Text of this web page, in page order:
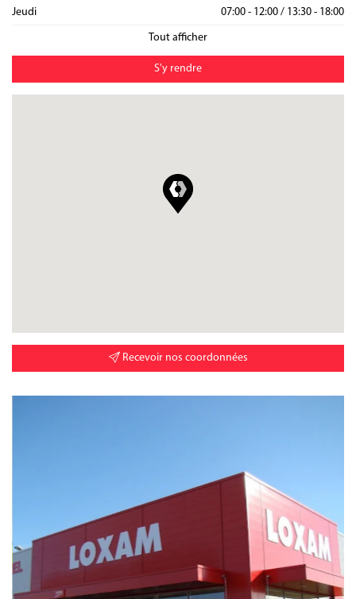
Lundi
07:00 - 12:00 / 13:30 - 18:00
Mardi 07:00 - 12:00 / 13:30 - 18:00
Mercredi 07:00 - 12:00 / 13:30 - 18:00
Jeudi 07:00 - 12:00 / 13:30 - 18:00
Tout afficher
S'y rendre
Recevoir nos coordonnées